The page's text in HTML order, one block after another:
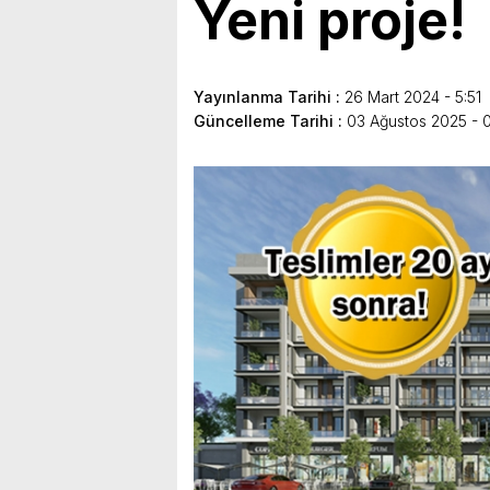
Yeni proje!
Yayınlanma Tarihi : 26 Mart 2024 - 5:51
Güncelleme Tarihi : 03 Ağustos 2025 -